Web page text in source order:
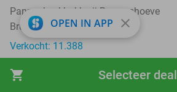
shopping_cart Selecteer deal
Pannenkoekbakkerij Reuvershoeve
Brummen
Verkocht: 11.388
OPEN IN APP close